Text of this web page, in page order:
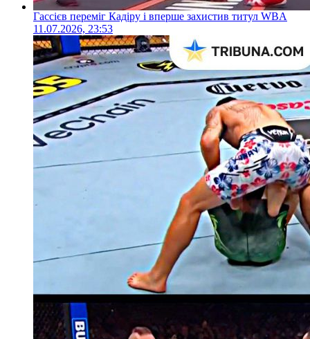
Гассієв переміг Кадіру і вперше захистив титул WBA
11.07.2026, 23:53